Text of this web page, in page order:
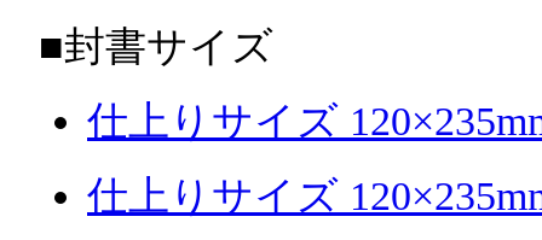
■封書サイズ
仕上りサイズ
仕上りサイズ